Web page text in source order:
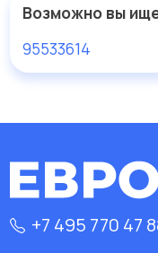
Возможно вы
95533614
+7 495 770 47